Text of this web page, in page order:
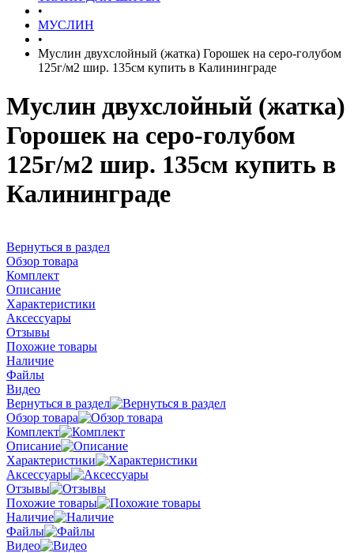
•
МУСЛИН
•
Муслин двухслойный (жатка) Горошек на серо-голубом
125г/м2 шир. 135см купить в Калининграде
Муслин двухслойный (жатка)
Горошек на серо-голубом
125г/м2 шир. 135см купить в
Калининграде
Вернуться в раздел
Обзор товара
Комплект
Описание
Характеристики
Аксессуары
Отзывы
Похожие товары
Наличие
Файлы
Видео
Вернуться в раздел
Обзор товара
Комплект
Описание
Характеристики
Аксессуары
Отзывы
Похожие товары
Наличие
Файлы
Видео